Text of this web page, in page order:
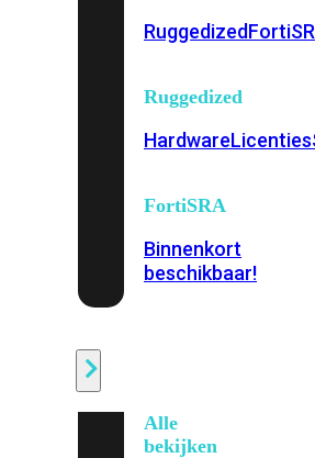
Ruggedized
Ruggedized
HardwareLicenties
FortiSRA
Binnenkort
beschikbaar!
Alle
bekijken